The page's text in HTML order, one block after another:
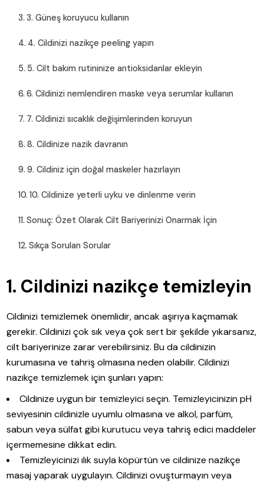
3. Güneş koruyucu kullanın
4. Cildinizi nazikçe peeling yapın
5. Cilt bakım rutininize antioksidanlar ekleyin
6. Cildinizi nemlendiren maske veya serumlar kullanın
7. Cildinizi sıcaklık değişimlerinden koruyun
8. Cildinize nazik davranın
9. Cildiniz için doğal maskeler hazırlayın
10. Cildinize yeterli uyku ve dinlenme verin
Sonuç: Özet Olarak Cilt Bariyerinizi Onarmak İçin
Sıkça Sorulan Sorular
1. Cildinizi nazikçe temizleyin
Cildinizi temizlemek önemlidir, ancak aşırıya kaçmamak
gerekir. Cildinizi çok sık veya çok sert bir şekilde yıkarsanız,
cilt bariyerinize zarar verebilirsiniz. Bu da cildinizin
kurumasına ve tahriş olmasına neden olabilir. Cildinizi
nazikçe temizlemek için şunları yapın:
Cildinize uygun bir temizleyici seçin. Temizleyicinizin pH
seviyesinin cildinizle uyumlu olmasına ve alkol, parfüm,
sabun veya sülfat gibi kurutucu veya tahriş edici maddeler
içermemesine dikkat edin.
Temizleyicinizi ılık suyla köpürtün ve cildinize nazikçe
masaj yaparak uygulayın. Cildinizi ovuşturmayın veya